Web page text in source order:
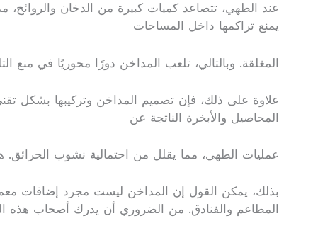
عند الطهي، تتصاعد كميات كبيرة من الدخان
يمنع تراكمها داخل المساحات
المغلقة. وبالتالي، تلعب المداخن دورًا محوريًا في
علاوة على ذلك، فإن تصميم المداخن وتركيبها بشكل
المحاصيل والأبخرة الناتجة عن
عمليات الطهي، مما يقلل من احتمالية نشوب الحرائق. هذا
بذلك، يمكن القول إن المداخن ليست مجرد إضافات
المطاعم والفنادق. من الضروري أن يدرك أصحاب هذه